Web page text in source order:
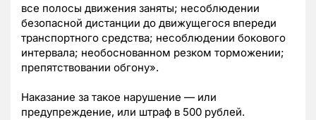
все полосы движения заняты; несоблюдении
безопасной дистанции до движущегося впереди
транспортного средства; несоблюдении бокового
интервала; необоснованном резком торможении;
препятствовании обгону».
Наказание за такое нарушение — или
предупреждение, или штраф в 500 рублей.